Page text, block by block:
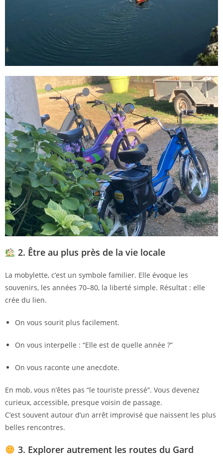
2. Être au plus près de la vie locale
La mobylette, c’est un symbole familier. Elle évoque les
souvenirs, les années 70–80, la liberté simple. Résultat : elle
crée du lien.
On vous sourit plus facilement.
On vous interpelle : “Elle est de quelle année ?”
On vous raconte une anecdote.
En mob, vous n’êtes pas “le touriste pressé”. Vous devenez
curieux, accessible, presque voisin de passage.
C’est souvent autour d’un arrêt improvisé que naissent les plus
belles rencontres.
3. Explorer autrement les routes du Gard